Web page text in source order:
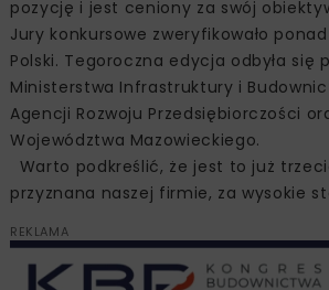
pozycję i jest ceniony za swój
Jury konkursowe zweryfikowało
Polski. Tegoroczna edycja odbyła się
Ministerstwa Infrastruktury i
Agencji Rozwoju Przedsiębiorczości
Województwa Mazowieckiego.
Warto podkreślić, że jest to już
przyznana naszej firmie, za wysokie
REKLAMA